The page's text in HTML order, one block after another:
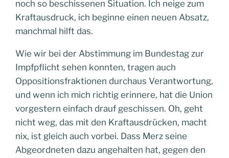
noch so beschissenen Situation. Ich neige zum
Kraftausdruck, ich beginne einen neuen Absatz,
manchmal hilft das.
Wie wir bei der Abstimmung im Bundestag zur
Impfpflicht sehen konnten, tragen auch
Oppositionsfraktionen durchaus Verantwortung,
und wenn ich mich richtig erinnere, hat die Union
vorgestern einfach drauf geschissen. Oh, geht
nicht weg, das mit den Kraftausdrücken, macht
nix, ist gleich auch vorbei. Dass Merz seine
Abgeordneten dazu angehalten hat, gegen den